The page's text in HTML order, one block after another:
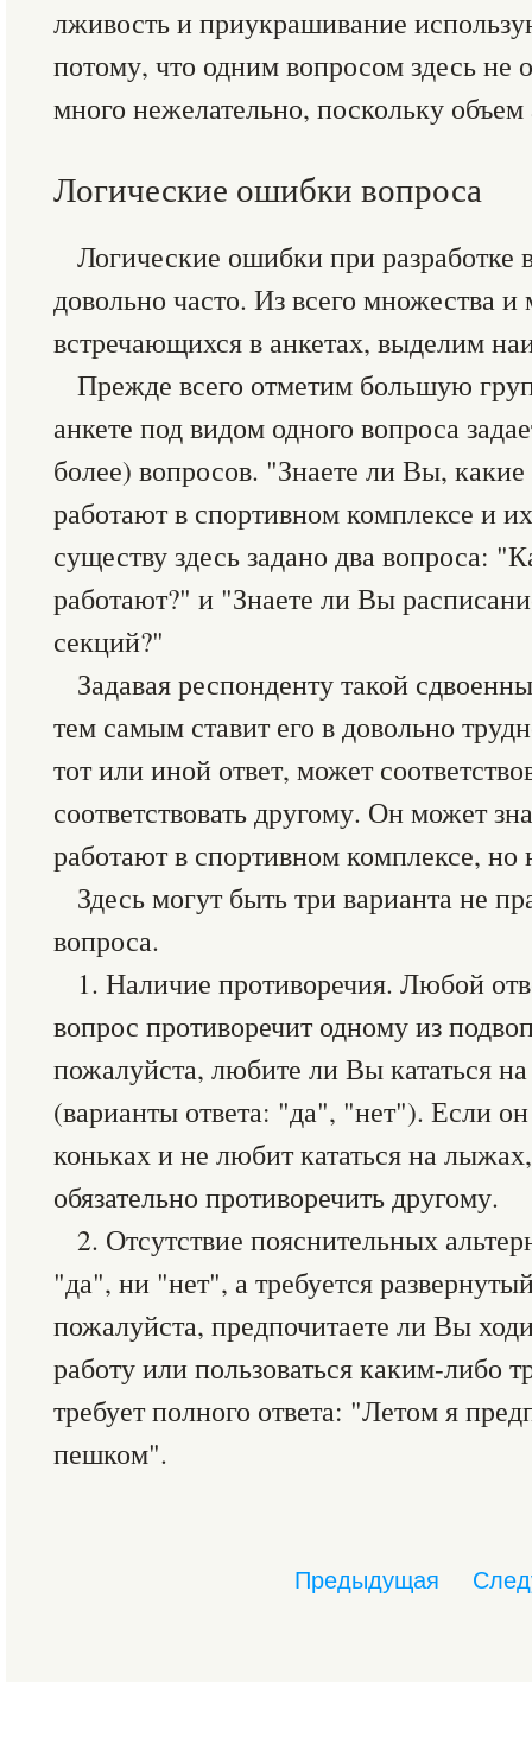
лживость и приукрашивание
потому, что одним вопросом здесь не
много нежелательно, поскольку
Логические ошибки вопроса
Логические ошибки при разработке
довольно часто. Из всего множества
встречающихся в анкетах, выделим
Прежде всего отметим большую
анкете под видом одного вопроса
более) вопросов. "Знаете ли Вы,
работают в спортивном комплексе и
существу здесь задано два вопроса:
работают?" и "Знаете ли Вы
секций?"
Задавая респонденту такой
тем самым ставит его в довольно
тот или иной ответ, может
соответствовать другому. Он может
работают в спортивном комплексе, но
Здесь могут быть три варианта не
вопроса.
1. Наличие противоречия. Любой
вопрос противоречит одному из
пожалуйста, любите ли Вы кататься
(варианты ответа: "да", "нет"). Если
коньках и не любит кататься на
обязательно противоречить другому.
2. Отсутствие пояснительных
"да", ни "нет", а требуется
пожалуйста, предпочитаете ли Вы
работу или пользоваться каким-либо
требует полного ответа: "Летом я
пешком".
Предыдущая